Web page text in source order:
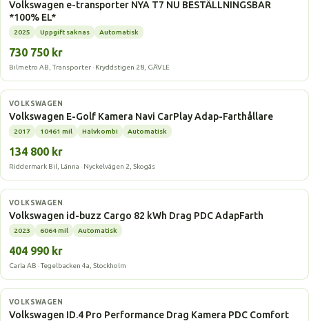
Volkswagen e-transporter NYA T7 NU BESTÄLLNINGSBAR
*100% EL*
2025 Uppgift saknas Automatisk
730 750 kr
Bilmetro AB, Transporter · Kryddstigen 28, GÄVLE
Elbil
VOLKSWAGEN
Volkswagen E-Golf Kamera Navi CarPlay Adap-Farthållare
2017 10461 mil Halvkombi Automatisk
134 800 kr
Riddermark Bil, Länna · Nyckelvägen 2, Skogås
Elbil
VOLKSWAGEN
Volkswagen id-buzz Cargo 82 kWh Drag PDC AdapFarth
2023 6064 mil Automatisk
404 990 kr
Carla AB · Tegelbacken 4a, Stockholm
Elbil
VOLKSWAGEN
Volkswagen ID.4 Pro Performance Drag Kamera PDC Comfort